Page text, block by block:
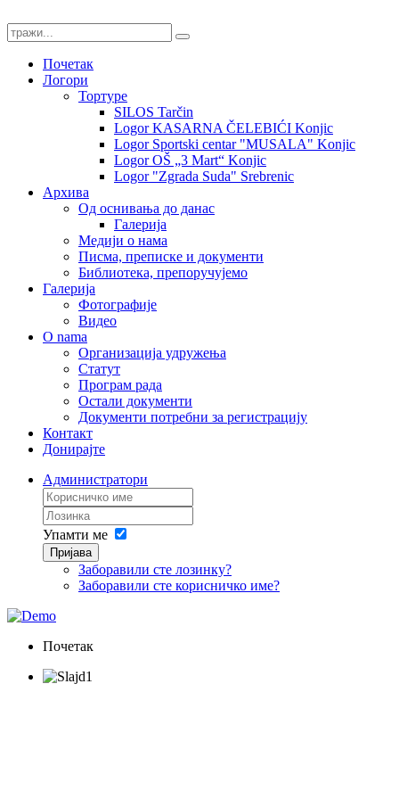
Почетак
Логори
Тортуре
SILOS Tarčin
Logor KASARNA ČELEBIĆI Konjic
Logor Sportski centar "MUSALA" Konjic
Logor OŠ „3 Mart“ Konjic
Logor "Zgrada Suda" Srebrenic
Архива
Од оснивања до данас
Галерија
Медији о нама
Писма, преписке и документи
Библиотека, препоручујемо
Галерија
Фотографије
Видео
O nama
Организација удружења
Статут
Програм рада
Остали документи
Документи потребни за регистрацију
Контакт
Донирајте
Администратори
Упамти ме
Пријава
Заборавили сте лозинку?
Заборавили сте корисничко име?
Почетак